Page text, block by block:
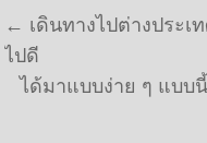
แนะแนวเรื่อง
← เดินทางไปต่างประเ
ไปดี
ได้มาแบบง่าย ๆ แบบ